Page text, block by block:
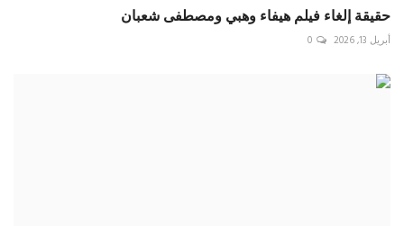
حقيقة إلغاء فيلم هيفاء وهبي ومصطفى شعبان
أبريل 13, 2026 0